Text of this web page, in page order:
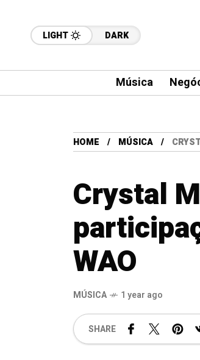
LIGHT DARK
Música
HOME MÚSICA
Crystal
WAO
MÚSICA 1 year ago
SHARE